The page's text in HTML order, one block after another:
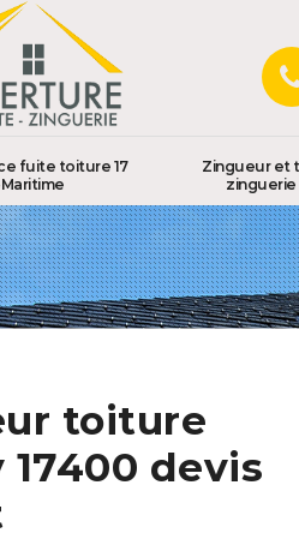
fuite toiture 17
Zingueur et
zinguerie
toiture
17400 devis